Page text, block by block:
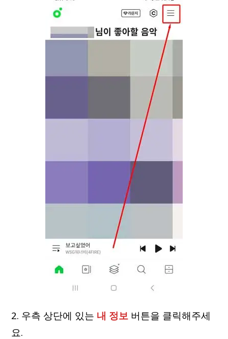
2. 우측 상단에 있는 내 정보 버튼을 클릭해주세
요.